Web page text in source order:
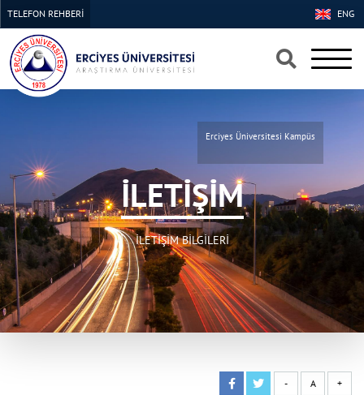
ENG
TELEFON REHBERİ
Erciyes Üniversitesi Kampüs
İLETİŞİM
İLETİŞİM BİLGİLERİ
- A +